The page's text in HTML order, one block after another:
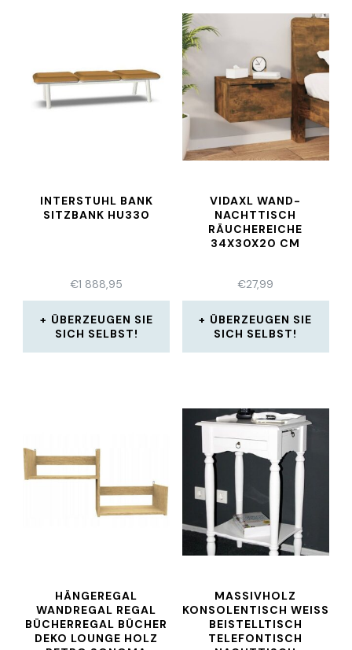
INTERSTUHL BANK
SITZBANK HU330
€1 888,95
ÜBERZEUGEN SIE
SICH SELBST!
VIDAXL WAND-
NACHTTISCH
RÄUCHEREICHE
34X30X20 CM
€27,99
ÜBERZEUGEN SIE
SICH SELBST!
HÄNGEREGAL
WANDREGAL REGAL
BÜCHERREGAL BÜCHER
DEKO LOUNGE HOLZ
MASSIVHOLZ
KONSOLENTISCH WEISS B
EISTELLTISCH T
ELEFONTISCH N